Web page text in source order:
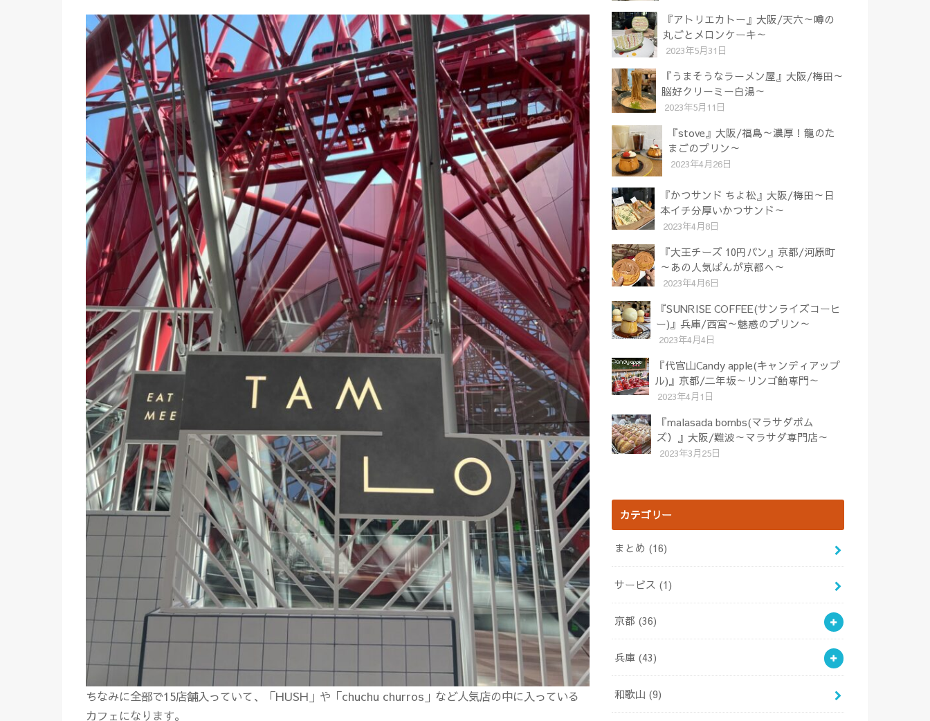
ちなみに全部で15店舗入っていて、「HUSH」や「chuchu churros」など人気店の中に入っている
カフェになります。
『アトリエカトー』大阪/天六～噂の
丸ごとメロンケーキ～
2023年5月31日
『うまそうなラーメン屋』大阪/梅田～
脳好クリーミー白湯～
2023年5月11日
『stove』大阪/福島～濃厚！龍のた
まごのプリン～
2023年4月26日
『かつサンド ちよ松』大阪/梅田～日
本イチ分厚いかつサンド～
2023年4月8日
『大王チーズ 10円パン』京都/河原町
～あの人気ぱんが京都へ～
2023年4月6日
『SUNRISE COFFEE(サンライズコーヒ
ー)』兵庫/西宮～魅惑のプリン～
2023年4月4日
『代官山Candy apple(キャンディアップ
ル)』京都/二年坂～リンゴ飴専門～
2023年4月1日
『malasada bombs(マラサダボム
ズ）』大阪/難波～マラサダ専門店～
2023年3月25日
カテゴリー
まとめ (16)
サービス (1)
京都 (36)
兵庫 (43)
和歌山 (9)